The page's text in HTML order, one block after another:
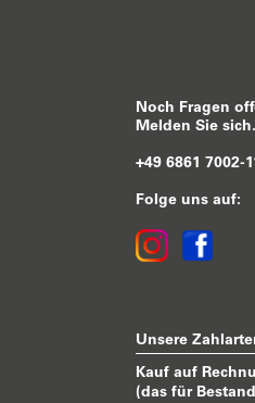
Noch Fragen
Melden Sie sich.
+49 6861 7002-
Folge uns auf:
Unsere
Kauf auf
(das für